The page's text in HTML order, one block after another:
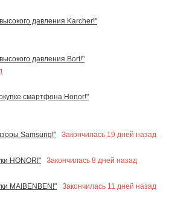
давления Karcher!"
давления Bort!"
смартфона Honor!"
Samsung!"
Закончилась 19 дней назад
HONOR!"
Закончилась 8 дней назад
MAIBENBEN!"
Закончилась 11 дней назад